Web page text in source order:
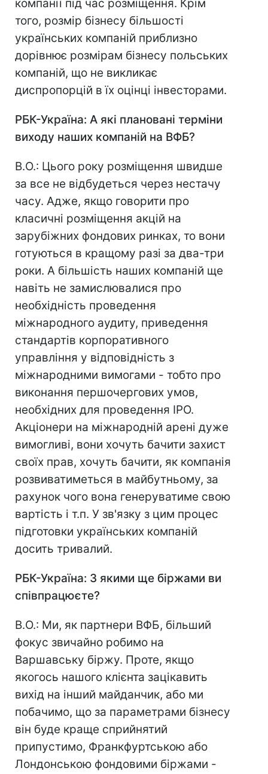
компанії під час розміщення. Крім
того, розмір бізнесу більшості
українських компаній приблизно
дорівнює розмірам бізнесу польських
компаній, що не викликає
диспропорцій в їх оцінці інвесторами.
РБК-Україна: А які плановані терміни
виходу наших компаній на ВФБ?
В.О.: Цього року розміщення швидше
за все не відбудеться через нестачу
часу. Адже, якщо говорити про
класичні розміщення акцій на
зарубіжних фондових ринках, то вони
готуються в кращому разі за два-три
роки. А більшість наших компаній ще
навіть не замислювалися про
необхідність проведення
міжнародного аудиту, приведення
стандартів корпоративного
управління у відповідність з
міжнародними вимогами - тобто про
виконання першочергових умов,
необхідних для проведення IPO.
Акціонери на міжнародній арені дуже
вимогливі, вони хочуть бачити захист
своїх прав, хочуть бачити, як компанія
розвиватиметься в майбутньому, за
рахунок чого вона генеруватиме свою
вартість і т.п. У зв'язку з цим процес
підготовки українських компаній
досить тривалий.
РБК-Україна: З якими ще біржами ви
співпрацюєте?
В.О.: Ми, як партнери ВФБ, більший
фокус звичайно робимо на
Варшавську біржу. Проте, якщо
якогось нашого клієнта зацікавить
вихід на інший майданчик, або ми
побачимо, що за параметрами бізнесу
він буде краще сприйнятий
припустимо, Франкфуртською або
Лондонською фондовими біржами -